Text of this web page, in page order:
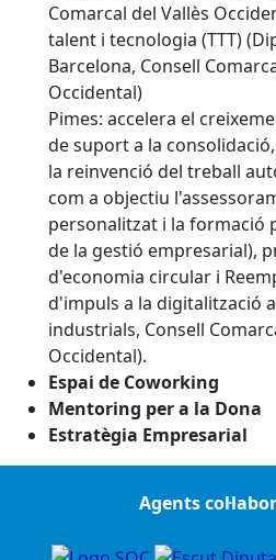
Comarcal del Vallès
talent i tecnologia (TTT)
Barcelona, Consell
Occidental)
Pimes: accelera el
de suport a la
la reinvenció del treball
com a objectiu
personalitzat i la formació
de la gestió empresarial),
d'economia circular i
d'impuls a la digitalització
industrials, Consell
Occidental).
Espai de Coworking
Mentoring per a la Dona
Estratègia Empresarial
Agents